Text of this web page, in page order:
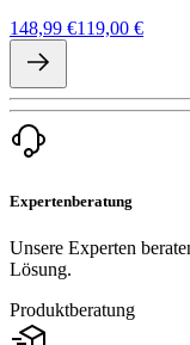
148,99 €119,00 €
Expertenberatung
Unsere Experten
Lösung.
Produktberatung